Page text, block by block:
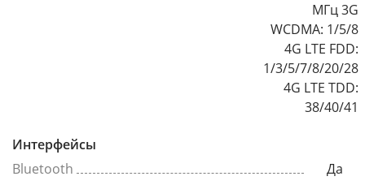
МГц 3G
WCDMA: 1/5/8
4G LTE FDD:
1/3/5/7/8/20/28
4G LTE TDD:
38/40/41
Интерфейсы
Bluetooth
Да